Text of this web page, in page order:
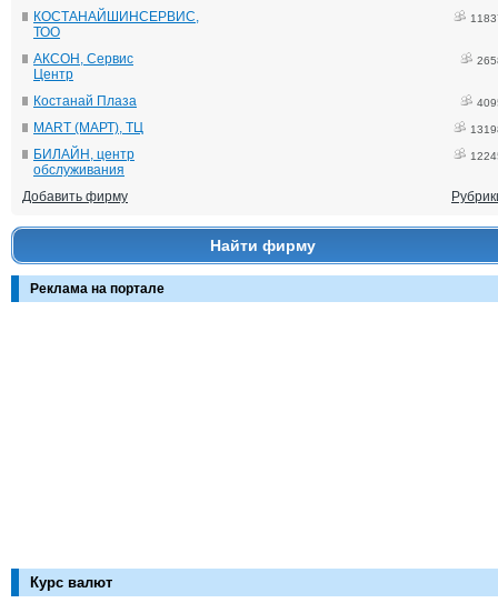
КОСТАНАЙШИНСЕРВИС,
ТОО
АКСОН, Сервис
Центр
Костанай Плаза
MART (МАРТ), ТЦ
БИЛАЙН, центр
обслуживания
Добавить фирму
Найти фирму
Реклама на портале
Курс валют